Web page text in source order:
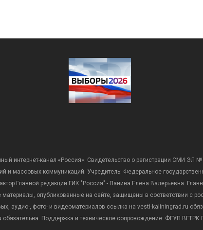
интернет-канал «Россия». Свидетельство о регистрации СМИ
и массовых коммуникаций. Учредитель: Федеральное
Главной редакции ГИК "Россия" - Панина Елена Валерьевна.
опубликованные на сайте, защищены в соответствии с
аудио-, фото- и видеоматериалов ссылка на vesti-kaliningrad.ru
Поддержка и техническое сопровождение: ФГУП ВГТРК